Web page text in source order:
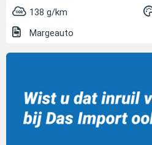
138 g/km
Margeauto